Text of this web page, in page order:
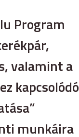
Program
valamint a
kapcsolódó
munkáira